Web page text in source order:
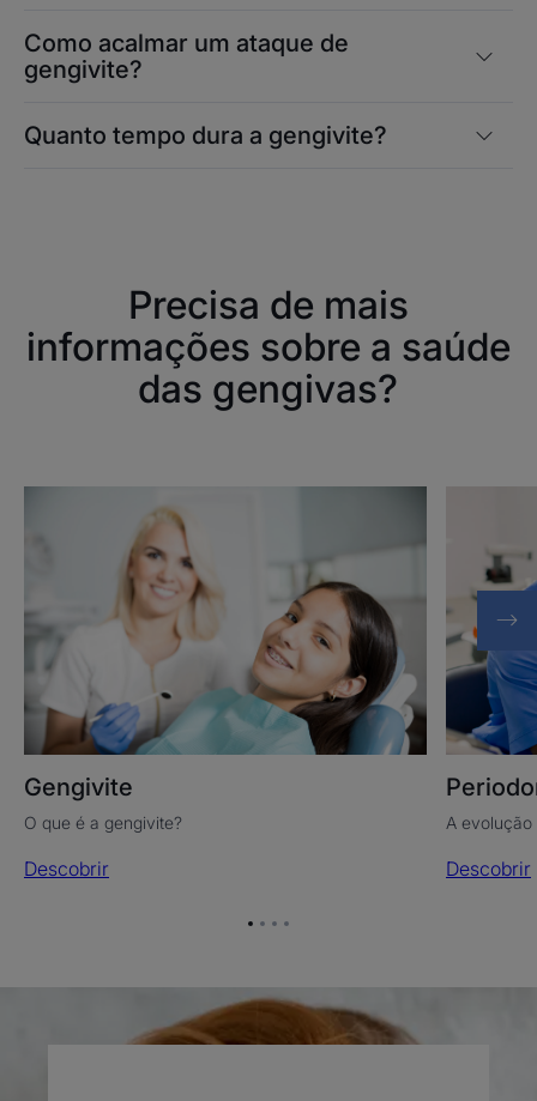
Como acalmar um ataque de
gengivite?
Quanto tempo dura a gengivite?
Precisa de mais
informações sobre a saúde
das gengivas?
Gengivite
O que é a gengivite?
Descobrir
A
Descobrir
Ir
item
Ir
item
Ir
item
Ir
item